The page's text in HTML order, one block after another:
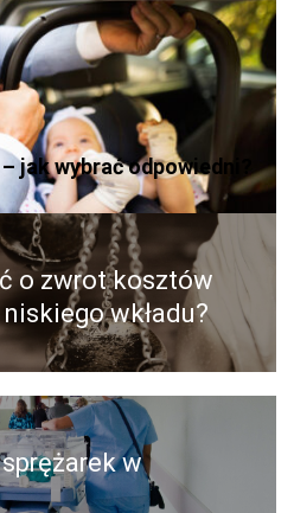
jak wybrać odpowiedni?
o zwrot kosztów
wkładu?
w